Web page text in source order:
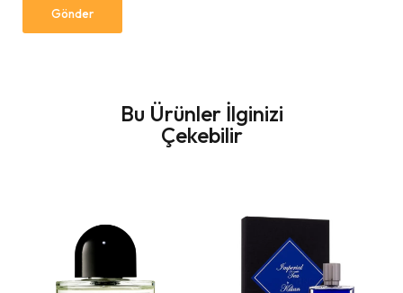
Bu Ürünler İlginizi
Çekebilir